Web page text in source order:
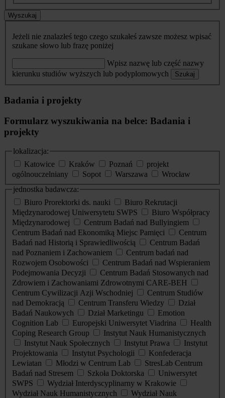
Wyszukaj
Jeżeli nie znalazłeś tego czego szukałeś zawsze możesz wpisać
szukane słowo lub frazę poniżej
Wpisz nazwę lub część nazwy
kierunku studiów wyższych lub podyplomowych
Szukaj
Badania i projekty
Formularz wyszukiwania na belce: Badania i
projekty
lokalizacja:
Katowice
Kraków Poznań
projekt
ogólnouczelniany
Sopot Warszawa
Wrocław
jednostka badawcza:
Biuro Prorektorki ds. nauki
Biuro Rekrutacji
Międzynarodowej Uniwersytetu SWPS
Biuro Współpracy
Międzynarodowej
Centrum Badań nad Bullyingiem
Centrum Badań nad Ekonomiką Miejsc Pamięci
Centrum
Badań nad Historią i Sprawiedliwością
Centrum Badań
nad Poznaniem i Zachowaniem
Centrum badań nad
Rozwojem Osobowości
Centrum Badań nad Wspieraniem
Podejmowania Decyzji
Centrum Badań Stosowanych nad
Zdrowiem i Zachowaniami Zdrowotnymi CARE-BEH
Centrum Cywilizacji Azji Wschodniej
Centrum Studiów
nad Demokracją
Centrum Transferu Wiedzy
Dział
Badań Naukowych
Dział Marketingu
Emotion
Cognition Lab
Europejski Uniwersytet Viadrina
Health
Coping Research Group
Instytut Nauk Humanistycznych
Instytut Nauk Społecznych
Instytut Prawa
Instytut
Projektowania
Instytut Psychologii
Konfederacja
Lewiatan
Młodzi w Centrum Lab
StresLab Centrum
Badań nad Stresem
Szkoła Doktorska
Uniwersytet
SWPS
Wydział Interdyscyplinarny w Krakowie
Wydział Nauk Humanistycznych
Wydział Nauk